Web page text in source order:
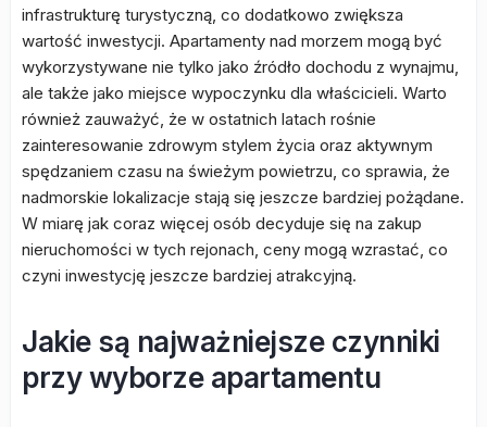
infrastrukturę turystyczną, co dodatkowo zwiększa
wartość inwestycji. Apartamenty nad morzem mogą być
wykorzystywane nie tylko jako źródło dochodu z wynajmu,
ale także jako miejsce wypoczynku dla właścicieli. Warto
również zauważyć, że w ostatnich latach rośnie
zainteresowanie zdrowym stylem życia oraz aktywnym
spędzaniem czasu na świeżym powietrzu, co sprawia, że
nadmorskie lokalizacje stają się jeszcze bardziej pożądane.
W miarę jak coraz więcej osób decyduje się na zakup
nieruchomości w tych rejonach, ceny mogą wzrastać, co
czyni inwestycję jeszcze bardziej atrakcyjną.
Jakie są najważniejsze czynniki
przy wyborze apartamentu